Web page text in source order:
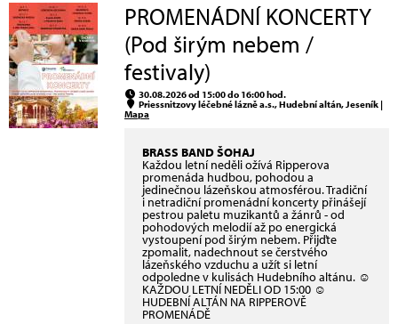
PROMENÁDNÍ KONCERTY
(Pod širým nebem /
festivaly)
30.08.2026 od 15:00 do 16:00 hod.
Priessnitzovy léčebné lázně a.s., Hudební altán, Jeseník |
Mapa
BRASS BAND ŠOHAJ
Každou letní neděli ožívá Ripperova
promenáda hudbou, pohodou a
jedinečnou lázeňskou atmosférou. Tradiční
i netradiční promenádní koncerty přinášejí
pestrou paletu muzikantů a žánrů - od
pohodových melodií až po energická
vystoupení pod širým nebem. Přijďte
zpomalit, nadechnout se čerstvého
lázeňského vzduchu a užít si letní
odpoledne v kulisách Hudebního altánu. ☺
KAŽDOU LETNÍ NEDĚLI OD 15:00 ☺
HUDEBNÍ ALTÁN NA RIPPEROVĚ
PROMENÁDĚ